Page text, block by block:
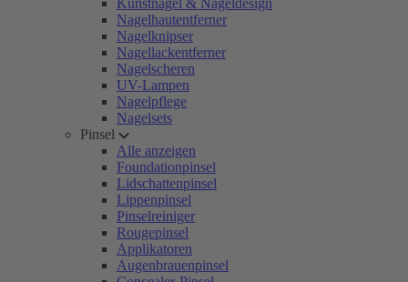
Kunstnägel & Nageldesign
Nagelhautentferner
Nagelknipser
Nagellackentferner
Nagelscheren
UV-Lampen
Nagelpflege
Nagelsets
Pinsel
Alle anzeigen
Foundationpinsel
Lidschattenpinsel
Lippenpinsel
Pinselreiniger
Rougepinsel
Applikatoren
Augenbrauenpinsel